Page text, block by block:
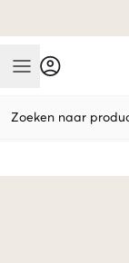
Mobile Menu
Zoeken naar